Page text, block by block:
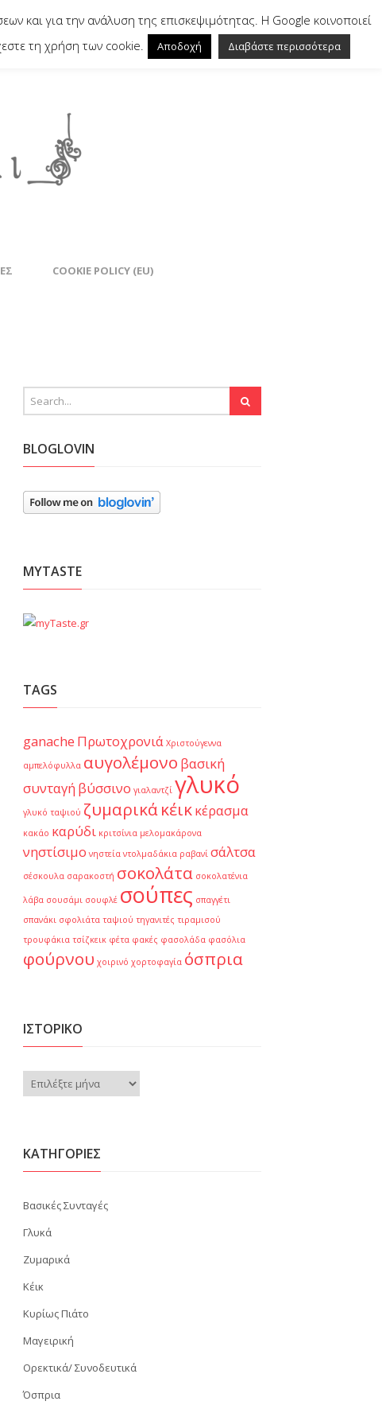
COOKIE POLICY (EU)
BLOGLOVIN
MYTASTE
TAGS
ganache Πρωτοχρονιά Χριστούγεννα
αμπελόφυλλα αυγολέμονο βασική
συνταγή βύσσινο γιαλαντζί γλυκό
γλυκό ταψιού ζυμαρικάκέικκέρασμα
κακάο καρύδι κριτσίνια μελομακάρονα
νηστίσιμο νηστεία ντολμαδάκια ραβανί σάλτσα
σέσκουλα σαρακοστή σοκολάτα σοκολατένια
λάβα σουσάμι σουφλέ σούπες σπαγγέτι
σπανάκι σφολιάτα ταψιού τηγανιτές τιραμισού
τρουφάκια τσίζκεικ φέτα φακές φασολάδα φασόλια
φούρνου χοιρινό χορτοφαγία όσπρια
ΙΣΤΟΡΙΚΌ
Ιστορικό
KΑΤΗΓΟΡΊΕΣ
Βασικές Συνταγές
Γλυκά
Ζυμαρικά
Κέικ
Κυρίως Πιάτο
Μαγειρική
Ορεκτικά/ Συνοδευτικά
Όσπρια
και για την ανάλυση της επισκεψιμότητας. Η Google κοινοποιεί
τη χρήση των cookie.
Αποδοχή Διαβάστε περισσότερα